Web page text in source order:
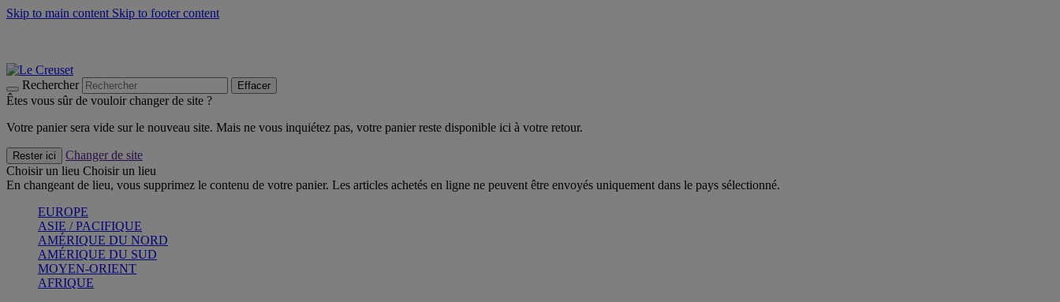
Skip to main content Skip to footer content
Rechercher Effacer
Êtes vous sûr de vouloir changer de site ?
Votre panier sera vide sur le nouveau site. Mais ne vous inquiétez pas, votre panier reste disponible ici à votre retour.
Rester ici
Changer de site
Choisir un lieu Choisir un lieu
En changeant de lieu, vous supprimez le contenu de votre panier. Les articles achetés en ligne ne peuvent être envoyés uniquement dans le pays sélectionné.
EUROPE
ASIE / PACIFIQUE
AMÉRIQUE DU NORD
AMÉRIQUE DU SUD
MOYEN-ORIENT
AFRIQUE